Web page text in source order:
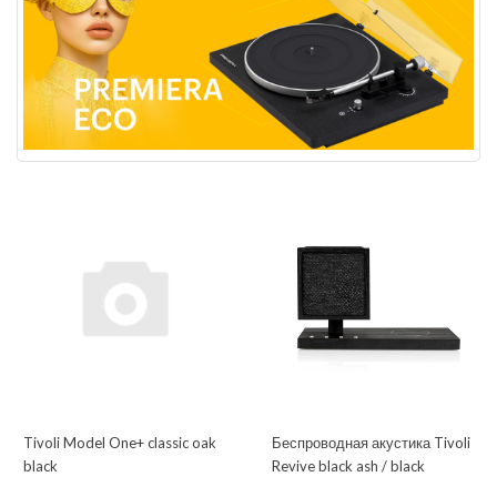
Tivoli Model One+ classic oak
black
Беспроводная акустика Tivoli
Revive black ash / black